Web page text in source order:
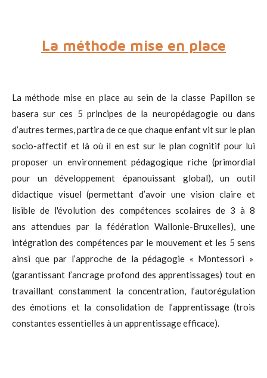
La méthode mise en place
La méthode mise en place au sein de la classe Papillon se
basera sur ces 5 principes de la neuropédagogie ou dans
d’autres termes, partira de ce que chaque enfant vit sur le plan
socio-affectif et là où il en est sur le plan cognitif pour lui
proposer un environnement pédagogique riche (primordial
pour un développement épanouissant global), un outil
didactique visuel (permettant d’avoir une vision claire et
lisible de l'évolution des compétences scolaires de 3 à 8
ans attendues par la fédération Wallonie-Bruxelles), une
intégration des compétences par le mouvement et les 5 sens
ainsi que par l’approche de la pédagogie « Montessori »
(garantissant l’ancrage profond des apprentissages) tout en
travaillant constamment la concentration, l’autorégulation
des émotions et la consolidation de l’apprentissage (trois
constantes essentielles à un apprentissage efficace).